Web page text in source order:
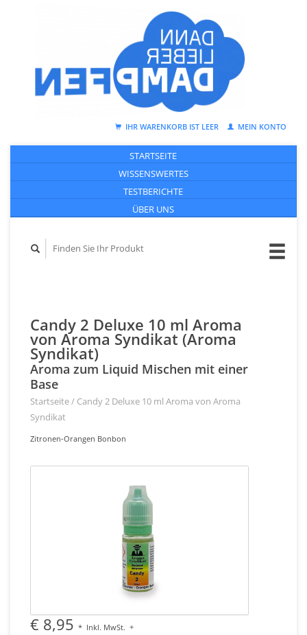
IHR WARENKORB IST LEER MEIN KONTO
STARTSEITE
WISSENSWERTES
TESTBERICHTE
ÜBER UNS
Candy 2 Deluxe 10 ml Aroma
von Aroma Syndikat (Aroma
Syndikat)
Aroma zum Liquid Mischen mit einer
Base
Startseite/ Candy 2 Deluxe 10 ml Aroma von Aroma
Syndikat
Zitronen-Orangen Bonbon
€ 8,95 * Inkl. MwSt. +